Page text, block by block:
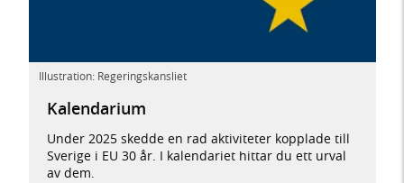
Illustration: Regeringskansliet
Kalendarium
Under 2025 skedde en rad aktiviteter kopplade till
Sverige i EU 30 år. I kalendariet hittar du ett urval
av dem.